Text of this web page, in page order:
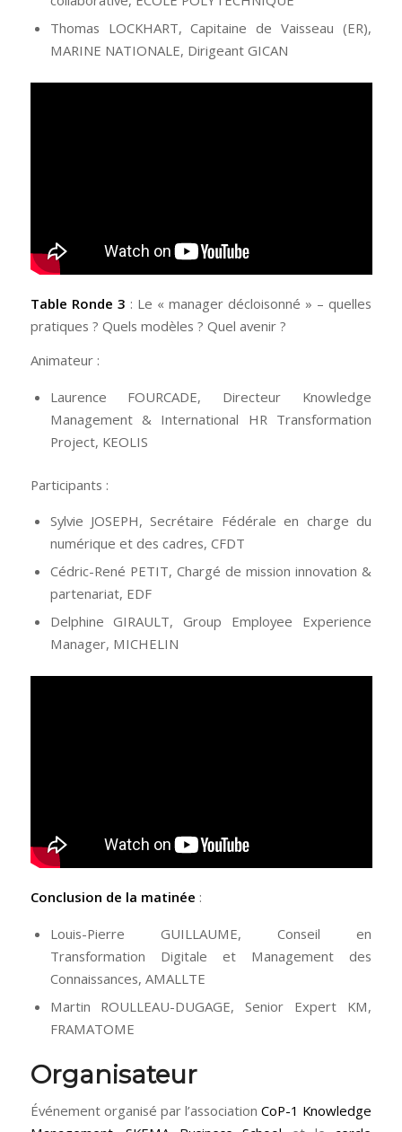
Thomas LOCKHART, Capitaine de Vaisseau (ER),
MARINE NATIONALE, Dirigeant GICAN
Table Ronde 3 : Le « manager décloisonné » – quelles
pratiques ? Quels modèles ? Quel avenir ?
Animateur :
Laurence FOURCADE, Directeur Knowledge
Management & International HR Transformation
Project, KEOLIS
Participants :
Sylvie JOSEPH, Secrétaire Fédérale en charge du
numérique et des cadres, CFDT
Cédric-René PETIT, Chargé de mission innovation &
partenariat, EDF
Delphine GIRAULT, Group Employee Experience
Manager, MICHELIN
Conclusion de la matinée :
Louis-Pierre GUILLAUME, Conseil en
Transformation Digitale et Management des
Connaissances, AMALLTE
Martin ROULLEAU-DUGAGE, Senior Expert KM,
FRAMATOME
Organisateur
Événement organisé par l’associationCoP-1 Knowledge